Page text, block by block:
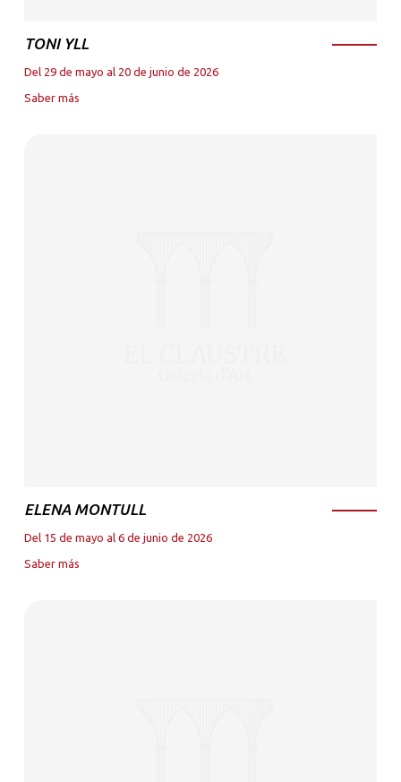
TONI YLL
Del 29 de mayo al 20 de junio de 2026
Saber más
ELENA MONTULL
Del 15 de mayo al 6 de junio de 2026
Saber más